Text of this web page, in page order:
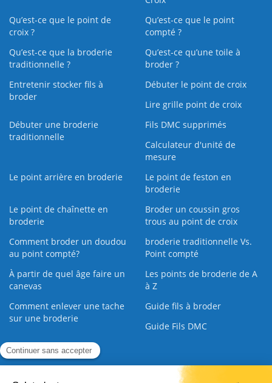
Qu’est-ce que le point de
croix ?
Qu’est-ce que le point
compté ?
Qu’est-ce que la broderie
traditionnelle ?
Qu’est‑ce qu’une toile à
broder ?
Entretenir stocker fils à
broder
Débuter le point de croix
Lire grille point de croix
Débuter une broderie
traditionnelle
Fils DMC supprimés
Calculateur d'unité de
mesure
Le point arrière en broderie
Le point de feston en
broderie
Le point de chaînette en
broderie
Broder un coussin gros
trous au point de croix
Comment broder un doudou
au point compté?
broderie traditionnelle Vs.
Point compté
À partir de quel âge faire un
canevas
Les points de broderie de A
à Z
Comment enlever une tache
sur une broderie
Guide fils à broder
Guide Fils DMC
Guide de la Broderie